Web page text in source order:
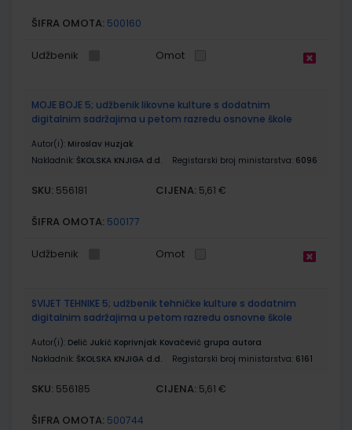
ŠIFRA OMOTA: 500160
Udžbenik Omot
MOJE BOJE 5; udžbenik likovne kulture s dodatnim
digitalnim sadržajima u petom razredu osnovne škole
Autor(i): Miroslav Huzjak
Nakladnik: ŠKOLSKA KNJIGA d.d. Registarski broj ministarstva: 6096
SKU: 556181 CIJENA: 5,61 €
ŠIFRA OMOTA: 500177
Udžbenik Omot
SVIJET TEHNIKE 5; udžbenik tehničke kulture s dodatnim
digitalnim sadržajima u petom razredu osnovne škole
Autor(i): Delić Jukić Koprivnjak Kovačević grupa autora
Nakladnik: ŠKOLSKA KNJIGA d.d. Registarski broj ministarstva: 6161
SKU: 556185 CIJENA: 5,61 €
ŠIFRA OMOTA: 500744